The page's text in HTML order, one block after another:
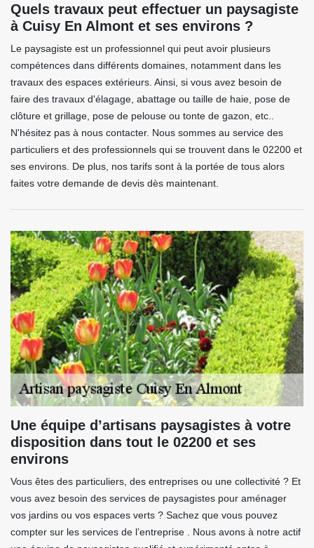
Quels travaux peut effectuer un paysagiste
à Cuisy En Almont et ses environs ?
Le paysagiste est un professionnel qui peut avoir plusieurs
compétences dans différents domaines, notamment dans les
travaux des espaces extérieurs. Ainsi, si vous avez besoin de
faire des travaux d'élagage, abattage ou taille de haie, pose de
clôture et grillage, pose de pelouse ou tonte de gazon, etc..
N'hésitez pas à nous contacter. Nous sommes au service des
particuliers et des professionnels qui se trouvent dans le 02200 et
ses environs. De plus, nos tarifs sont à la portée de tous alors
faites votre demande de devis dès maintenant.
Une équipe d’artisans paysagistes à votre
disposition dans tout le 02200 et ses
environs
Vous êtes des particuliers, des entreprises ou une collectivité ? Et
vous avez besoin des services de paysagistes pour aménager
vos jardins ou vos espaces verts ? Sachez que vous pouvez
compter sur les services de l’entreprise . Nous avons à notre actif